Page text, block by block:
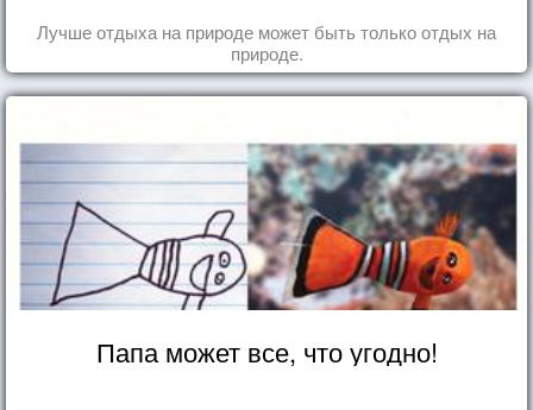
Лучше отдыха на природе может быть только отдых на
природе.
Папа может все, что угодно!